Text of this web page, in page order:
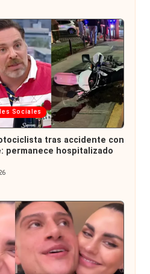
Sociales
tras accidente con
permanece hospitalizado